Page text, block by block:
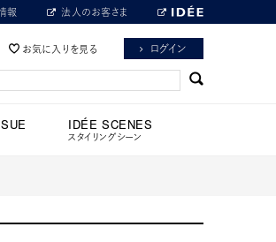
報 法人のお客さま
お気に入りを見る ログイン
IDÉE SCENES
スタイリングシーン